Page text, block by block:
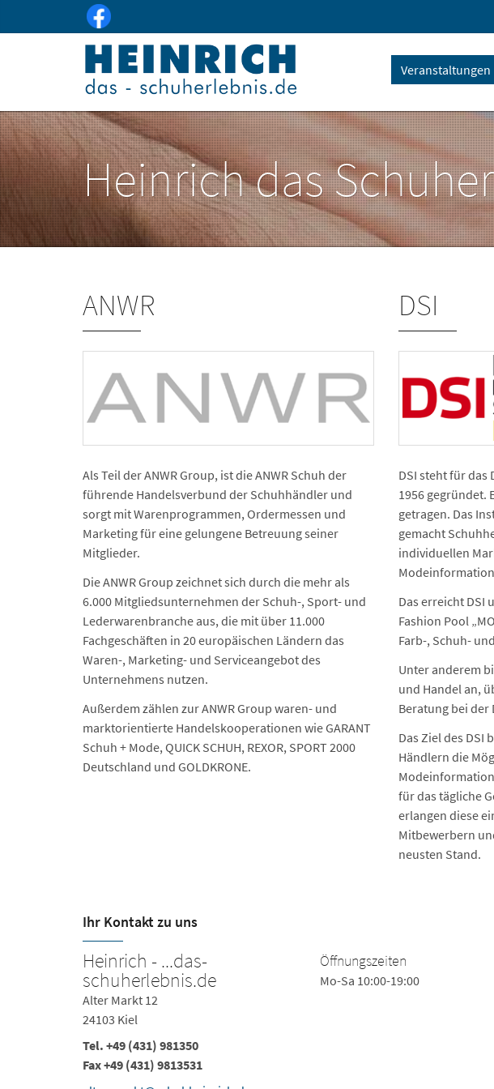
Veranstaltungen
Heinrich das
ANWR
Als Teil der ANWR Group, ist die ANWR Schuh der
führende Handels­verbund der Schuhhändler und
sorgt mit Waren­programmen, Ordermessen und
Marketing für eine gelungene Betreuung seiner
Mitglieder.
Die ANWR Group zeichnet sich durch die mehr als
6.000 Mitglieds­unternehmen der Schuh-, Sport- und
Lederwarenbranche aus, die mit über 11.000
Fachgeschäften in 20 europäischen Ländern das
Waren-, Marketing- und Serviceangebot des
Unternehmens nutzen.
Außerdem zählen zur ANWR Group waren- und
markt­orientierte Handels­kooperationen wie GARANT
Schuh + Mode, QUICK SCHUH, REXOR, SPORT 2000
Deutschland und GOLDKRONE.
DSI
DSI steht für
1956 gegründet.
getragen. Das
gemacht
individuellen
Das erreicht DSI
Fashion Pool
Farb-, Schuh-
Unter anderem
und Handel an,
Beratung bei der
Das Ziel des DSI
Händlern die
für das tägliche
erlangen diese
Mitbewerbern
neusten Stand.
Ihr Kontakt zu uns
Heinrich - ...das-
schuherlebnis.de
Alter Markt 12
24103 Kiel
Tel. +49 (431) 981350
Fax +49 (431) 9813531
Öffnungszeiten
Mo-Sa 10:00-19:00